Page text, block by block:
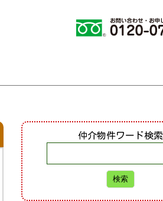
仲介物件ワード検索